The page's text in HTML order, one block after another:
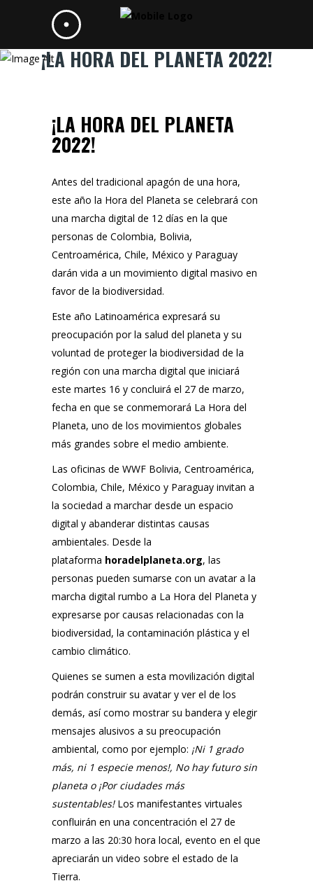
¡LA HORA DEL PLANETA 2022!
¡LA HORA DEL PLANETA
2022!
Antes del tradicional apagón de una hora,
este año la Hora del Planeta se celebrará con
una marcha digital de 12 días en la que
personas de Colombia, Bolivia,
Centroamérica, Chile, México y Paraguay
darán vida a un movimiento digital masivo en
favor de la biodiversidad.
Este año Latinoamérica expresará su
preocupación por la salud del planeta y su
voluntad de proteger la biodiversidad de la
región con una marcha digital que iniciará
este martes 16 y concluirá el 27 de marzo,
fecha en que se conmemorará La Hora del
Planeta, uno de los movimientos globales
más grandes sobre el medio ambiente.
Las oficinas de WWF Bolivia, Centroamérica,
Colombia, Chile, México y Paraguay invitan a
la sociedad a marchar desde un espacio
digital y abanderar distintas causas
ambientales. Desde la
plataforma horadelplaneta.org, las
personas pueden sumarse con un avatar a la
marcha digital rumbo a La Hora del Planeta y
expresarse por causas relacionadas con la
biodiversidad, la contaminación plástica y el
cambio climático.
Quienes se sumen a esta movilización digital
podrán construir su avatar y ver el de los
demás, así como mostrar su bandera y elegir
mensajes alusivos a su preocupación
ambiental, como por ejemplo: ¡Ni 1 grado
más, ni 1 especie menos!, No hay futuro sin
planeta o ¡Por ciudades más
sustentables! Los manifestantes virtuales
confluirán en una concentración el 27 de
marzo a las 20:30 hora local, evento en el que
apreciarán un video sobre el estado de la
Tierra.